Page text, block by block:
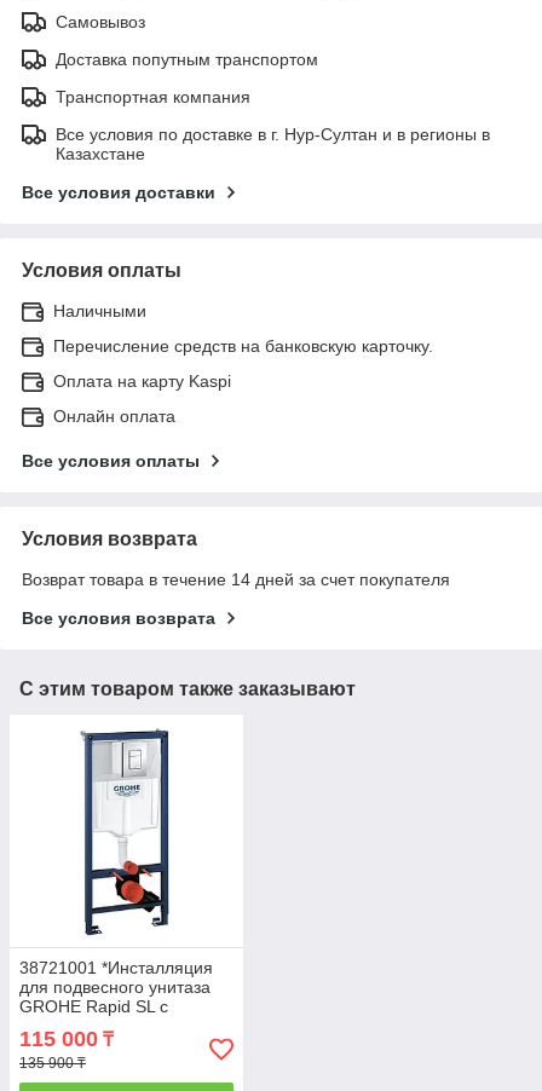
Самовывоз
Доставка попутным транспортом
Транспортная компания
Все условия по доставке в г. Нур-Султан и в регионы в
Казахстане
Все условия доставки
Условия оплаты
Наличными
Перечисление средств на банковскую карточку.
Оплата на карту Kaspi
Онлайн оплата
Все условия оплаты
Условия возврата
Возврат товара в течение 14 дней за счет покупателя
Все условия возврата
С этим товаром также заказывают
38721001 *Инсталляция
для подвесного унитаза
GROHE Rapid SL с
панелью смыва Skate
Cosmo,комплект 3-1
115 000 ₸
135 900 ₸